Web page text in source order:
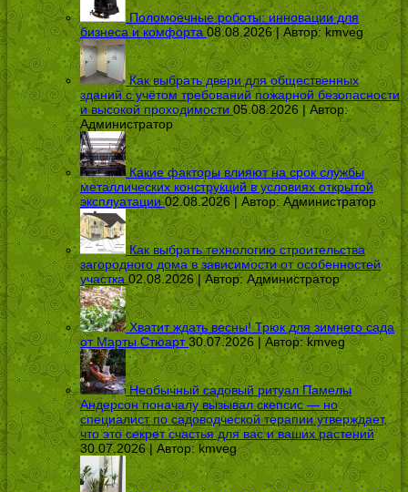
Поломоечные роботы: инновации для
бизнеса и комфорта 08.08.2026 | Автор:kmveg
Как выбрать двери для общественных
зданий с учётом требований пожарной безопасности
и высокой проходимости 05.08.2026 | Автор:
Администратор
Какие факторы влияют на срок службы
металлических конструкций в условиях открытой
эксплуатации 02.08.2026 | Автор: Администратор
Как выбрать технологию строительства
загородного дома в зависимости от особенностей
участка 02.08.2026 | Автор: Администратор
Хватит ждать весны! Трюк для зимнего сада
от Марты Стюарт 30.07.2026 | Автор:kmveg
Необычный садовый ритуал Памелы
Андерсон поначалу вызывал скепсис — но
специалист по садоводческой терапии утверждает,
что это секрет счастья для вас и ваших растений
30.07.2026 | Автор:kmveg